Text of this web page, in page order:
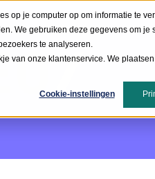
op je computer op om informatie te
We gebruiken deze gegevens om je
te analyseren.
van onze klantenservice. We
Cookie-instellingen